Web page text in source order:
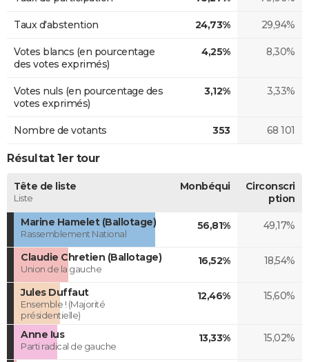
Taux d'abstention 24,73% 29,94%
Votes blancs (en pourcentage
des votes exprimés)
4,25% 8,30%
Votes nuls (en pourcentage des
votes exprimés)
3,12% 3,33%
Nombre de votants 353 68 101
Résultat 1er tour
Tête de liste
Liste
Monbéqui
Circonscri
ption
Marine Hamelet (Ballotage)
Rassemblement National
56,81% 49,17%
Claudie Chretien (Ballotage)
Union de la gauche
16,52% 18,54%
Jules Duffaut
Ensemble ! (Majorité
présidentielle)
12,46% 15,60%
Anne Ius
Parti radical de gauche
13,33% 15,02%